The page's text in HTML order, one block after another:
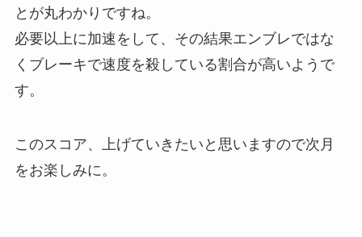
とが丸わかりですね。
必要以上に加速をして、その結果エンブレではな
くブレーキで速度を殺している割合が高いようで
す。
このスコア、上げていきたいと思いますので次月
をお楽しみに。